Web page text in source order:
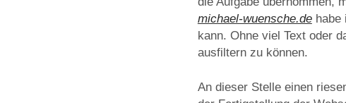
michael-wuensche.dehabe
kann. Ohne viel Text oder
ausfiltern zu können.
An dieser Stelle einen